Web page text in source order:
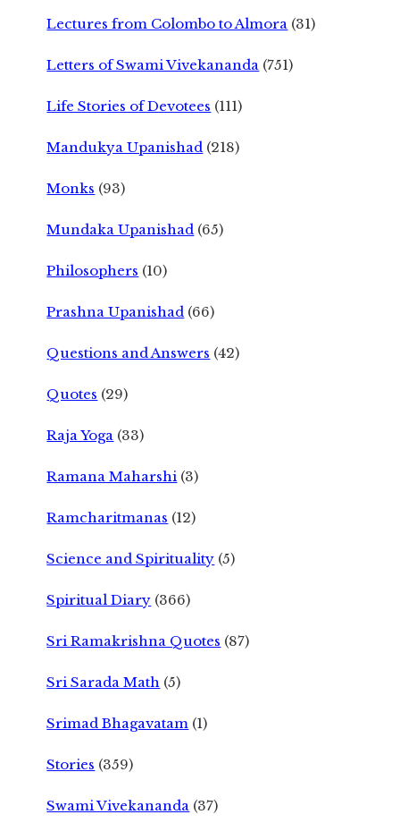
Lectures from Colombo to Almora (31)
Letters of Swami Vivekananda (751)
Life Stories of Devotees (111)
Mandukya Upanishad (218)
Monks (93)
Mundaka Upanishad (65)
Philosophers (10)
Prashna Upanishad (66)
Questions and Answers (42)
Quotes (29)
Raja Yoga (33)
Ramana Maharshi (3)
Ramcharitmanas (12)
Science and Spirituality (5)
Spiritual Diary (366)
Sri Ramakrishna Quotes (87)
Sri Sarada Math (5)
Srimad Bhagavatam (1)
Stories (359)
Swami Vivekananda (37)